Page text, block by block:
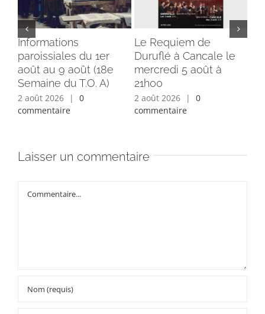
Informations
paroissiales du 1er
août au 9 août (18e
Semaine du T.O. A)
2 août 2026 |
0
commentaire
Le Requiem de
Duruflé à Cancale le
mercredi 5 août à
21h00
2 août 2026 |
0
commentaire
Laisser un commentaire
Commentaire